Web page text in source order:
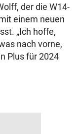
der die W14-
einem neuen
„Ich hoffe,
nach vorne,
Plus für 2024